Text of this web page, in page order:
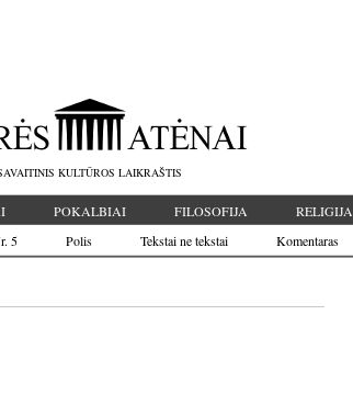
KULTŪROS LAIKRAŠTIS
POKALBIAI FILOSOFIJA RELIGIJA
5 Polis Tekstai ne tekstai Komentaras